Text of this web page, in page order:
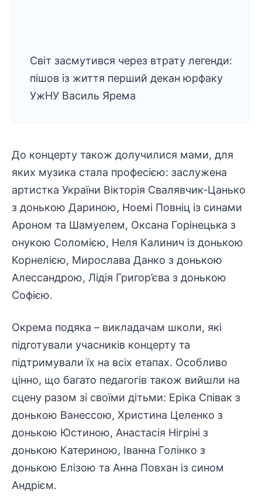
Світ засмутився через втрату легенди:
пішов із життя перший декан юрфаку
УжНУ Василь Ярема
До концерту також долучилися мами, для
яких музика стала професією: заслужена
артистка України Вікторія Свалявчик-Цанько
з донькою Дариною, Ноемі Повніц із синами
Ароном та Шамуелем, Оксана Горінецька з
онукою Соломією, Неля Калинич із донькою
Корнелією, Мирослава Данко з донькою
Алессандрою, Лідія Григор’єва з донькою
Софією.
Окрема подяка – викладачам школи, які
підготували учасників концерту та
підтримували їх на всіх етапах. Особливо
цінно, що багато педагогів також вийшли на
сцену разом зі своїми дітьми: Еріка Співак з
донькою Ванессою, Христина Целенко з
донькою Юстиною, Анастасія Нігріні з
донькою Катериною, Іванна Голінко з
донькою Елізою та Анна Повхан із сином
Андрієм.